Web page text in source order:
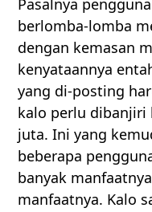
Pasalnya
berlomba-lomba
dengan kemasan
kenyataannya
yang di-posting
kalo perlu dibanjiri
juta. Ini yang
beberapa
banyak
manfaatnya. Kalo